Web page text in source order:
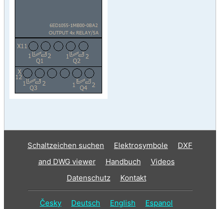
Schaltzeichen suchen Elektrosymbole
DXF
and DWG viewer
Handbuch
Videos
Datenschutz
Kontakt
Česky Deutsch English Espanol